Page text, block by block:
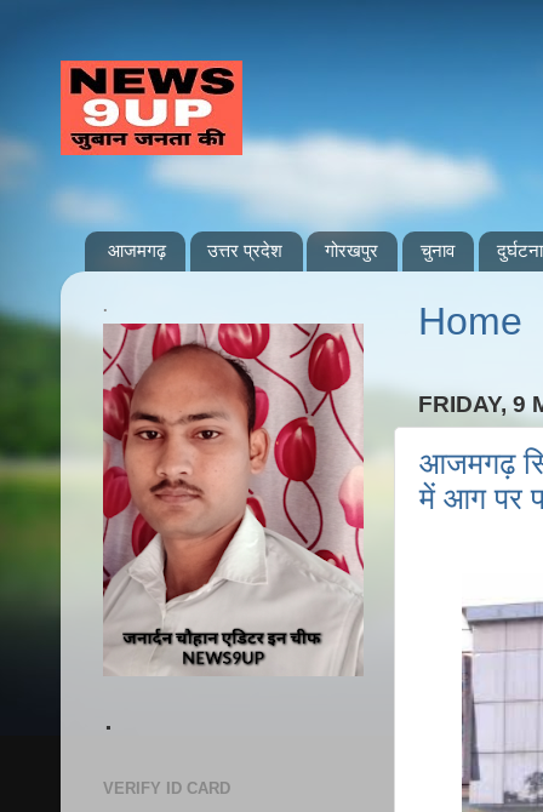
आजमगढ़ उत्तर प्रदेश गोरखपुर चुनाव दुर्घटना
Home
FRIDAY, 9
आजमगढ़
में आग पर
.
.
VERIFY ID CARD